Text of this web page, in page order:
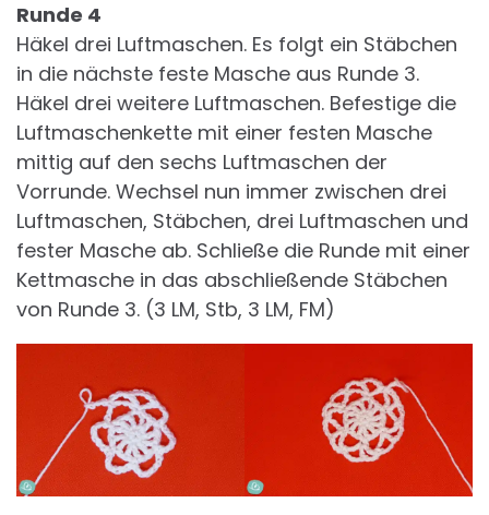
Runde 4
Häkel drei Luftmaschen. Es folgt ein Stäbchen
in die nächste feste Masche aus Runde 3.
Häkel drei weitere Luftmaschen. Befestige die
Luftmaschenkette mit einer festen Masche
mittig auf den sechs Luftmaschen der
Vorrunde. Wechsel nun immer zwischen drei
Luftmaschen, Stäbchen, drei Luftmaschen und
fester Masche ab. Schließe die Runde mit einer
Kettmasche in das abschließende Stäbchen
von Runde 3. (3 LM, Stb, 3 LM, FM)